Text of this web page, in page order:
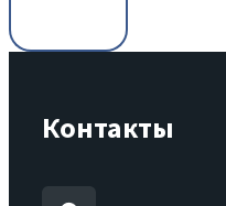
Контакты